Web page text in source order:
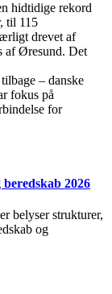
hidtidige rekord
til 115
drevet af
af Øresund. Det
– danske
fokus på
for
2026
belyser strukturer,
og